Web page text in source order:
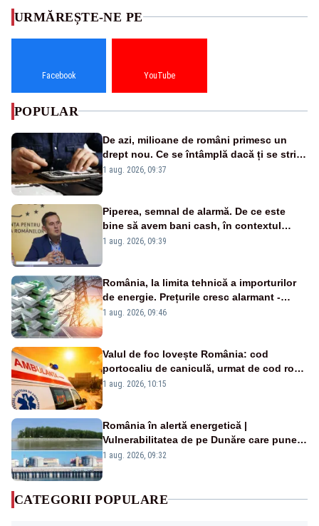
URMĂREȘTE-NE PE
Facebook YouTube
POPULAR
De azi, milioane de români primesc un
drept nou. Ce se întâmplă dacă ți se strică
un produs
1 aug. 2026, 09:37
Piperea, semnal de alarmă. De ce este
bine să avem bani cash, în contextul
alertei energetice?
1 aug. 2026, 09:39
România, la limita tehnică a importurilor
de energie. Prețurile cresc alarmant -
Analiză Realitatea Plus
1 aug. 2026, 09:46
Valul de foc lovește România: cod
portocaliu de caniculă, urmat de cod roșu
duminică. Temperaturile urcă spre 40°C
1 aug. 2026, 10:15
România în alertă energetică |
Vulnerabilitatea de pe Dunăre care pune
în pericol Centrala Cernavodă era
1 aug. 2026, 09:32
CATEGORII POPULARE